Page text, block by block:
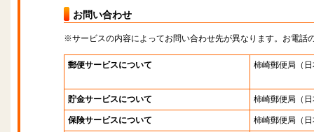
お問い合わせ
※サービスの内容によってお問い合わせ先が異なります。お電話
郵便サービスについて 柿崎郵便局 （
貯金サービスについて 柿崎郵便局 （
保険サービスについて 柿崎郵便局 （